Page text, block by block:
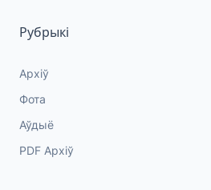
Рубрыкі
Архіў
Фота
Аўдыё
PDF Архіў